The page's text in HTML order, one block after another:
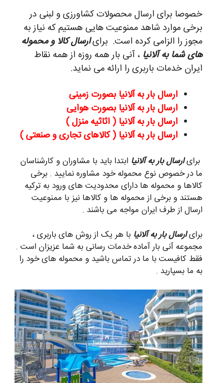
خصوصا برای ارسال محصولات کشاورزی و لبنی در
برخی موارد شاهد ممنوعیت هایی هستیم که نیاز به
مجوز را الزامی کرده است. برایارسال کالا و محموله
های شما به آلانیا ، آنی بار همه روزه از همه نقاط
ایران خدمات باربری را ارائه می نماید.
ارسال بار به آلانیا بصورت زمینی
ارسال بار به آلانیا بصورت هوایی
ارسال بار به آلانیا ( اثاثیه منزل )
ارسال بار به آلانیا ( کالاهای تجاری و صنعتی )
برایارسال بار به آلانیا ابتدا باید با مشاوران و کارشناسان
ما در خصوص نوع محموله خود مشاوره نمایید . برخی
کالاها و محموله ها دارای محدودیت های ورود به ترکیه
هستند و برخی از محموله ها و کالاها نیز با ممنوعیت
ارسال از طرف ایران مواجه می باشند .
برایارسال بار به آلانیا با هر یک از روش های باربری ،
مجموعه آنی بار آماده خدمات رسانی به شما عزیزان است .
فقط کافیست با ما در تماس باشید و محموله های خود را
به ما بسپارید .